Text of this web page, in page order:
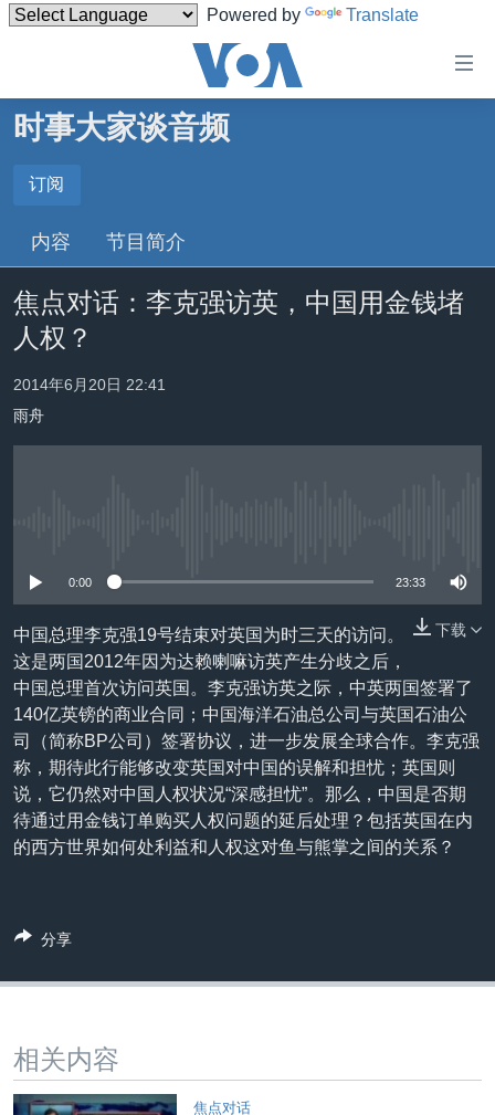
Powered by Translate
碍
到
内
跳
转
导
主页
美国
台湾
港澳
国际
最新国际新闻
印太
美洲
分类新闻
经济·金融·贸易
劳工
美中关系
美中关系
埃博拉疫情
美国之音专访
重要讲话与声明
台海两岸关系
南中国海争端
关注西藏
GEN Z 看美国
中文广播
关注我们
其他语言网站
时事大家谈音频
订阅
Spotify
订阅
内容 节目简介
焦点对话：李克强访英，中国用金钱堵
人权？
2014年6月20日 22:41
雨舟
0:00 23:33
下载
中国总理李克强19号结束对英国为时三天的访问。
这是两国2012年因为达赖喇嘛访英产生分歧之后，
中国总理首次访问英国。李克强访英之际，中英两国签署了
140亿英镑的商业合同；中国海洋石油总公司与英国石油公
司（简称BP公司）签署协议，进一步发展全球合作。李克强
称，期待此行能够改变英国对中国的误解和担忧；英国则
说，它仍然对中国人权状况“深感担忧”。那么，中国是否期
待通过用金钱订单购买人权问题的延后处理？包括英国在内
的西方世界如何处利益和人权这对鱼与熊掌之间的关系？
分享
相关内容
焦点对话